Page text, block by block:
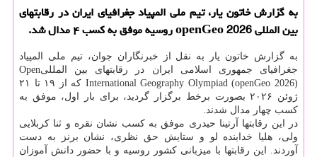
به گزارش خاتون یار، تیم ملی المپیاد جغرافیای ایران در رقابتهای
بین المللی openGeo 2026 روسیه موفق به کسب ۴ مدال شد.
به گزارش خاتون یار به نقل از خبرنگاران جوان، تیم ملی المپیاد
جغرافیای جمهوری اسلامی ایران در رقابتهای بین المللیOpen
International Geography Olympiad (openGeo 2026) که از ۱۹ تا ۲۱
ژوئن ۲۰۲۶ بصورت برخط برگزار گردید، برای بار اول، موفق به
کسب چهار مدال شدند.
در این رقابتها آرتینا حیدری موفق به کسب نشان نقره و ثنا کربلایی
ولی، هلیا خدابنده لو و ستایش حق نظری، نشان برنز به دست
آوردند. این رقابتها با میزبانی کشور روسیه و با حضور دانش آموزان